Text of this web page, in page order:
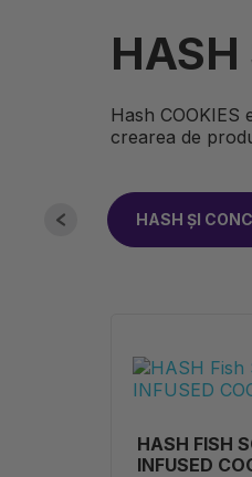
HASH
Hash
crearea de
HASH ȘI
HASH FISH
INFUSED